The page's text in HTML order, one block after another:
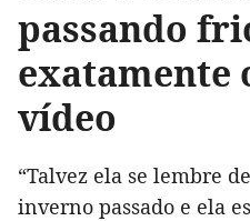
passando
exatamente
vídeo
“Talvez ela se lembre
inverno passado e ela